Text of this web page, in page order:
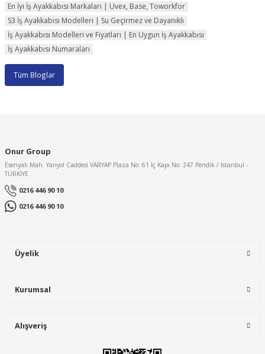
En İyi İş Ayakkabısı Markaları | Uvex, Base, Toworkfor
S3 İş Ayakkabısı Modelleri | Su Geçirmez ve Dayanıklı
İş Ayakkabısı Modelleri ve Fiyatları | En Uygun İş Ayakkabısı
İş Ayakkabısı Numaraları
Tüm Bloglar
Onur Group
Esenyalı Mah. Yanyol Caddesi VARYAP Plaza No: 61 İç Kapı No: 247 Pendik / Istanbul -
TÜRKİYE
0216 446 90 10
0216 446 90 10
Üyelik
Kurumsal
Alışveriş